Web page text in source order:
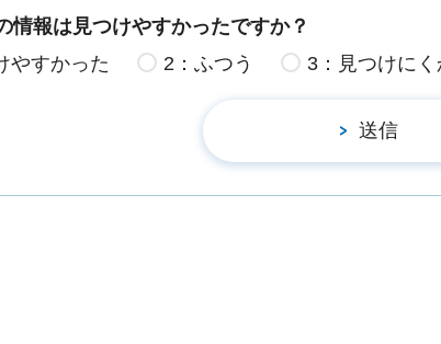
情報は見つけやすかったですか？
やすかった
2：ふつう 3：見つけにく